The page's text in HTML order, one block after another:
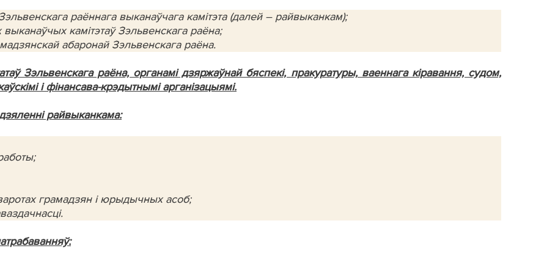
раённага выканаўчага камітэта (далей – райвыканкам);
камітэтаў Зэльвенскага раёна;
абаронай Зэльвенскага раёна.
Зэльвенскага раёна, органамі дзяржаўнай бяспекі, пракуратуры, ваеннага кіравання, судом,
і фінансава-крэдытнымі арганізацыямі.
райвыканкама:
грамадзян і юрыдычных асоб;